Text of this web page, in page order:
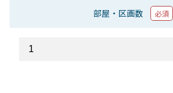
部屋・区画数 必須